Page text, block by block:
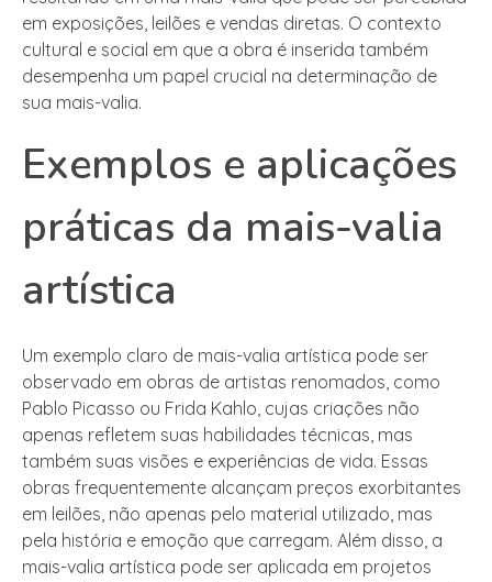
em exposições, leilões e vendas diretas. O contexto
cultural e social em que a obra é inserida também
desempenha um papel crucial na determinação de
sua mais-valia.
Exemplos e aplicações
práticas da mais-valia
artística
Um exemplo claro de mais-valia artística pode ser
observado em obras de artistas renomados, como
Pablo Picasso ou Frida Kahlo, cujas criações não
apenas refletem suas habilidades técnicas, mas
também suas visões e experiências de vida. Essas
obras frequentemente alcançam preços exorbitantes
em leilões, não apenas pelo material utilizado, mas
pela história e emoção que carregam. Além disso, a
mais-valia artística pode ser aplicada em projetos